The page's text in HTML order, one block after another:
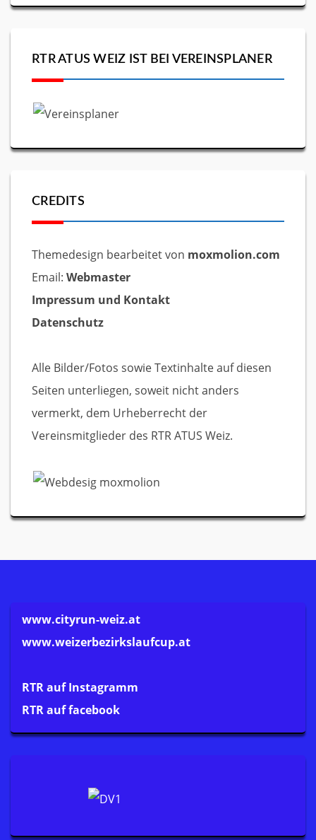
RTR ATUS WEIZ IST BEI VEREINSPLANER
CREDITS
Themedesign bearbeitet von moxmolion.com
Email: Webmaster
Impressum und Kontakt
Datenschutz
Alle Bilder/Fotos sowie Textinhalte auf diesen
Seiten unterliegen, soweit nicht anders
vermerkt, dem Urheberrecht der
Vereinsmitglieder des RTR ATUS Weiz.
www.cityrun-weiz.at
www.weizerbezirkslaufcup.at
RTR auf Instagramm
RTR auf facebook